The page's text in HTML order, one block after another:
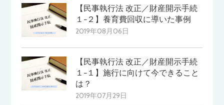
【民事執行法 改正／財産開示手続
１−２】養育費回収に導いた事例
2019年08月06日
【民事執行法 改正／財産開示手続
１−１】施行に向けて今できること
は？
2019年07月29日